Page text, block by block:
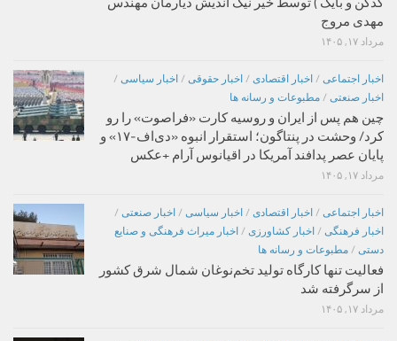
مهدی مروج
مرداد ۱۷, ۱۴۰۵
اخبار اجتماعی / اخبار اقتصادی / اخبار حقوقی / اخبار سیاسی /
اخبار صنعتی / مطبوعات و رسانه ها
چین هم پس از ایران و روسیه کارت «فراصوت» را رو
کرد/ وحشت در پنتاگون؛ استقرار انبوه «دی‌اف‑۱۷» و
پایان عصر پدافند آمریکا در اقیانوس آرام +عکس
مرداد ۱۷, ۱۴۰۵
اخبار اجتماعی / اخبار اقتصادی / اخبار سیاسی / اخبار صنعتی /
اخبار فرهنگی / اخبار کشاورزی / اخبار میراث فرهنگی و صنایع
دستی / مطبوعات و رسانه ها
فعالیت تنها کارگاه تولید تخم‌نوغان شمال شرق کشور
از سرگرفته شد
مرداد ۱۷, ۱۴۰۵